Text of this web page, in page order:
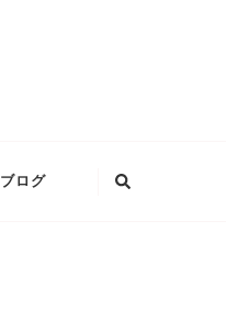
ブログ